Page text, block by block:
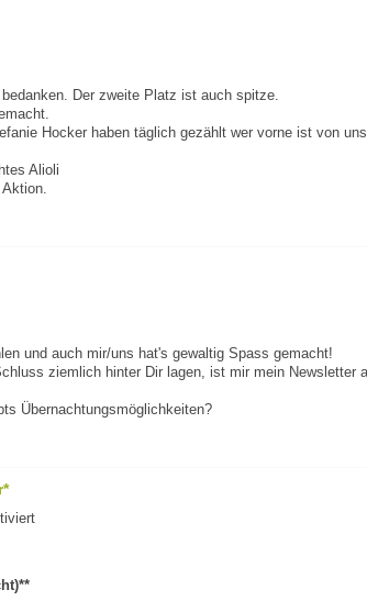
Der zweite Platz ist auch spitze.
Hocker haben täglich gezählt wer vorne ist von
Alioli
und auch mir/uns hat's gewaltig Spass gemacht!
ziemlich hinter Dir lagen, ist mir mein Newsletter
Übernachtungsmöglichkeiten?
*